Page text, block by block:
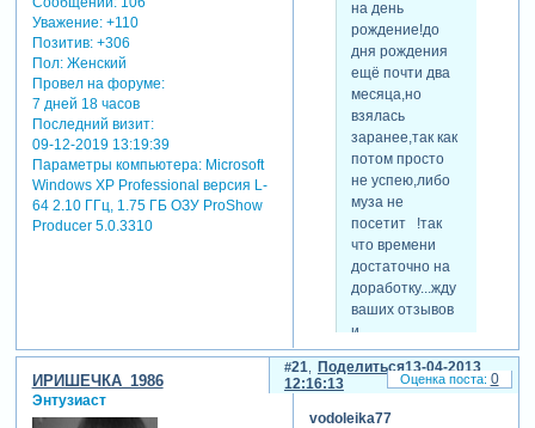
Уважение: +110
Позитив: +306
Пол:Женский
Провел на форуме:
7 дней 18 часов
Последний визит:
09-12-2019 13:19:39
Параметры компьютера:Microsoft
Windows XP Professional версия L-
64 2.10 ГГц, 1.75 ГБ ОЗУ ProShow
Producer 5.0.3310
на день
рождение!до
дня рождения
ещё почти два
месяца,но
взялась
заранее,так как
потом просто
не успею,либо
муза не
посетит !так
что времени
достаточно на
доработку...жду
ваших отзывов
и
предложений....спасибо
за внимание!
Поделиться
21
13-04-2013
12:16:13
ИРИШЕЧКА_1986
Энтузиаст
vodoleika77
0